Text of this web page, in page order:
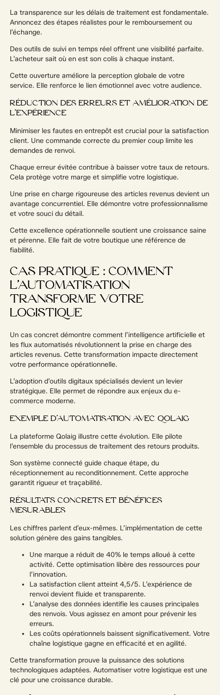
La transparence sur les délais de traitement est fondamentale.
Annoncez des étapes réalistes pour le remboursement ou
l’échange.
Des outils de suivi en temps réel offrent une visibilité parfaite.
L’acheteur sait où en est son colis à chaque instant.
Cette ouverture améliore la perception globale de votre
service. Elle renforce le lien émotionnel avec votre audience.
RÉDUCTION DES ERREURS ET AMÉLIORATION DE
L’EXPÉRIENCE
Minimiser les fautes en entrepôt est crucial pour la satisfaction
client. Une commande correcte du premier coup limite les
demandes de renvoi.
Chaque erreur évitée contribue à baisser votre taux de retours.
Cela protège votre marge et simplifie votre logistique.
Une prise en charge rigoureuse des articles revenus devient un
avantage concurrentiel. Elle démontre votre professionnalisme
et votre souci du détail.
Cette excellence opérationnelle soutient une croissance saine
et pérenne. Elle fait de votre boutique une référence de
fiabilité.
CAS PRATIQUE : COMMENT
L’AUTOMATISATION
TRANSFORME VOTRE
LOGISTIQUE
Un cas concret démontre comment l’intelligence artificielle et
les flux automatisés révolutionnent la prise en charge des
articles revenus. Cette transformation impacte directement
votre performance opérationnelle.
L’adoption d’outils digitaux spécialisés devient un levier
stratégique. Elle permet de répondre aux enjeux du e-
commerce moderne.
EXEMPLE D’AUTOMATISATION AVEC QOLAIG
La plateforme Qolaig illustre cette évolution. Elle pilote
l’ensemble du processus de traitement des retours produits.
Son système connecté guide chaque étape, du
réceptionnement au reconditionnement. Cette approche
garantit rigueur et traçabilité.
RÉSULTATS CONCRETS ET BÉNÉFICES
MESURABLES
Les chiffres parlent d’eux-mêmes. L’implémentation de cette
solution génère des gains tangibles.
Une marque a réduit de 40% le temps alloué à cette
activité. Cette optimisation libère des ressources pour
l’innovation.
La satisfaction client atteint 4,5/5. L’expérience de
renvoi devient fluide et transparente.
L’analyse des données identifie les causes principales
des renvois. Vous agissez en amont pour prévenir les
erreurs.
Les coûts opérationnels baissent significativement. Votre
chaîne logistique gagne en efficacité et en agilité.
Cette transformation prouve la puissance des solutions
technologiques adaptées. Automatiser votre logistique est une
clé pour une croissance durable.